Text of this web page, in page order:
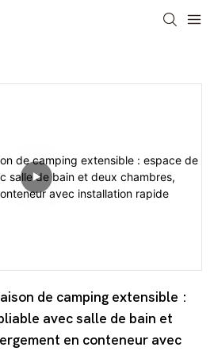
de camping extensible :
avec salle de bain et
en conteneur avec